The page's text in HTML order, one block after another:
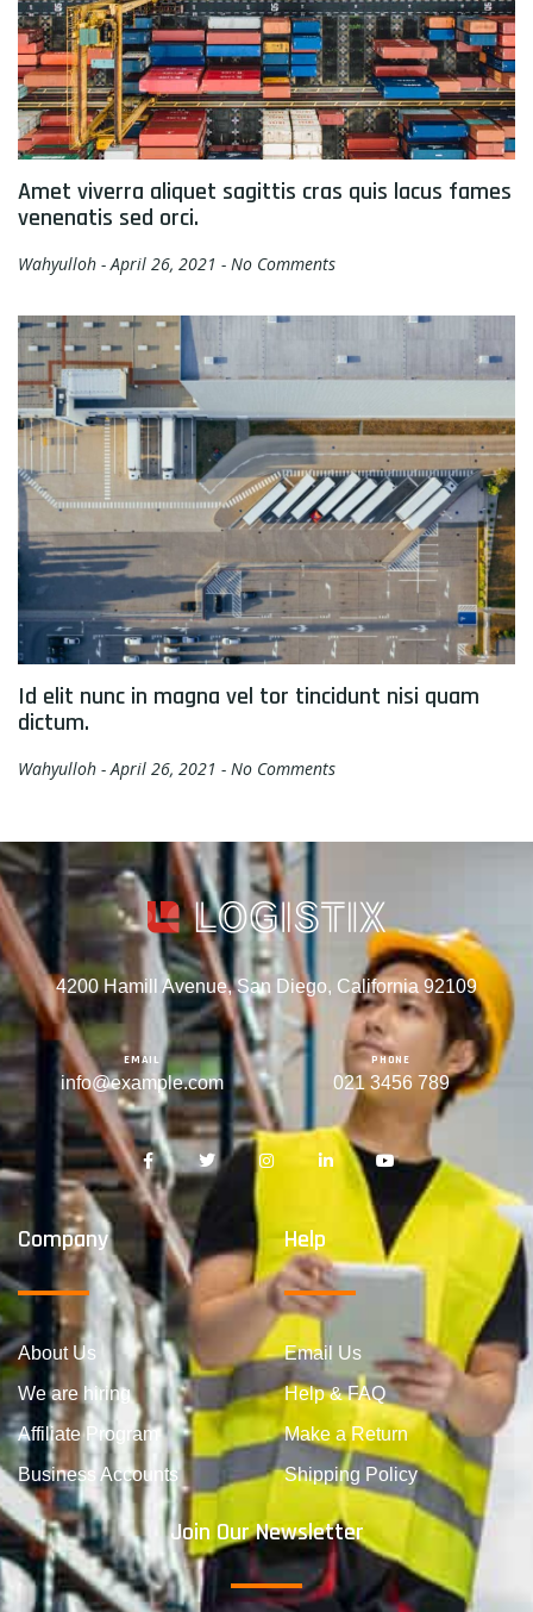
Amet viverra aliquet sagittis cras quis lacus fames
venenatis sed orci.
Wahyulloh April 26, 2021 No Comments
Id elit nunc in magna vel tor tincidunt nisi quam
dictum.
Wahyulloh April 26, 2021 No Comments
4200 Hamill Avenue, San Diego, California 92109
EMAIL
info@example.com
PHONE
021 3456 789
Company
About Us
We are hiring
Affiliate Program
Business Accounts
Help
Email Us
Help & FAQ
Make a Return
Shipping Policy
Join Our Newsletter